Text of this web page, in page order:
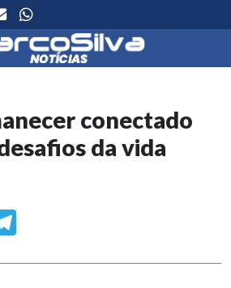
conectado
da vida